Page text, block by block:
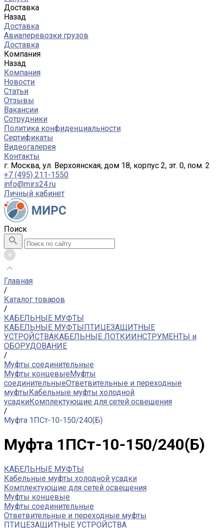
Доставка
Назад
Доставка
Авиаперевозки грузов
Доставка
Компания
Назад
Компания
Новости
Статьи
Отзывы
Вакансии
Сотрудники
Политика конфиденциальности
Сертификаты
Видеогалерея
Контакты
г. Москва, ул. Верхоянская, дом 18, корпус 2, эт. 0, пом. 2
+7 (495) 211-1550
info@mirs24.ru
Личный кабинет
Поиск
Главная
/
Каталог товаров
/
КАБЕЛЬНЫЕ МУФТЫ
КАБЕЛЬНЫЕ МУФТЫПТИЦЕЗАЩИТНЫЕ
УСТРОЙСТВАКАБЕЛЬНЫЕ ЛОТКИИНСТРУМЕНТЫ и
ОБОРУДОВАНИЕ
/
Муфты соединительные
Муфты концевыеМуфты
соединительныеОтветвительные и переходные
муфтыКабельные муфты холодной
усадкиКомплектующие для сетей освещения
/
Муфта 1ПСт-10-150/240(Б)
Муфта 1ПСт-10-150/240(Б)
КАБЕЛЬНЫЕ МУФТЫ
Кабельные муфты холодной усадки
Комплектующие для сетей освещения
Муфты концевые
Муфты соединительные
Ответвительные и переходные муфты
ПТИЦЕЗАЩИТНЫЕ УСТРОЙСТВА